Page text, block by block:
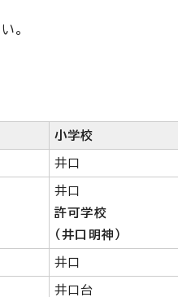
。
小学校
井口
井口
許可学校
（井口明神）
井口
井口台